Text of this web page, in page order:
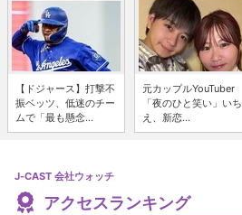
【ドジャース】打撃不
振ベッツ、低迷のチー
ムで「最も懸念...
元カップルYouTuber
「夜のひと笑い」いち
え、新恋...
J-CAST 会社ウォッチ
アクセスランキング